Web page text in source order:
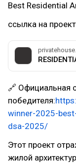
Best Residential
ссылка на
🔗 Официальная
победителя:
winner-2025-
dsa-2025/
Этот проект
жилой